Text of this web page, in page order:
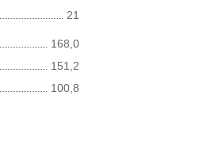
21
168,0
151,2
100,8